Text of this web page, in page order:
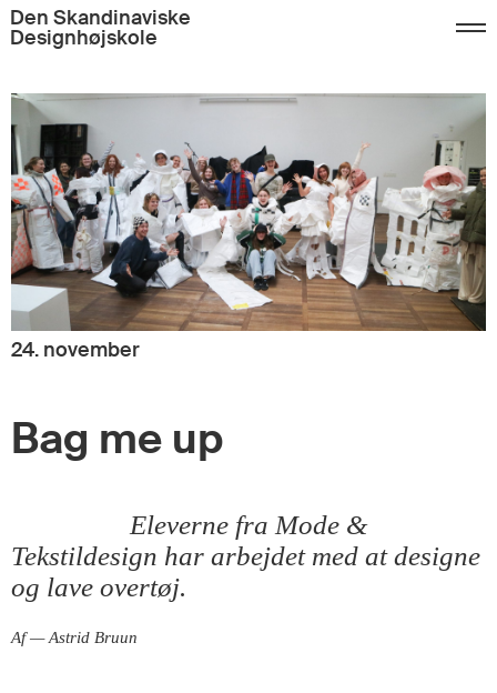
Den Skandinaviske
Designhøjskole
24. november
Bag me up
Eleverne fra Mode &
Tekstildesign har arbejdet med at designe
og lave overtøj.
Af — Astrid Bruun